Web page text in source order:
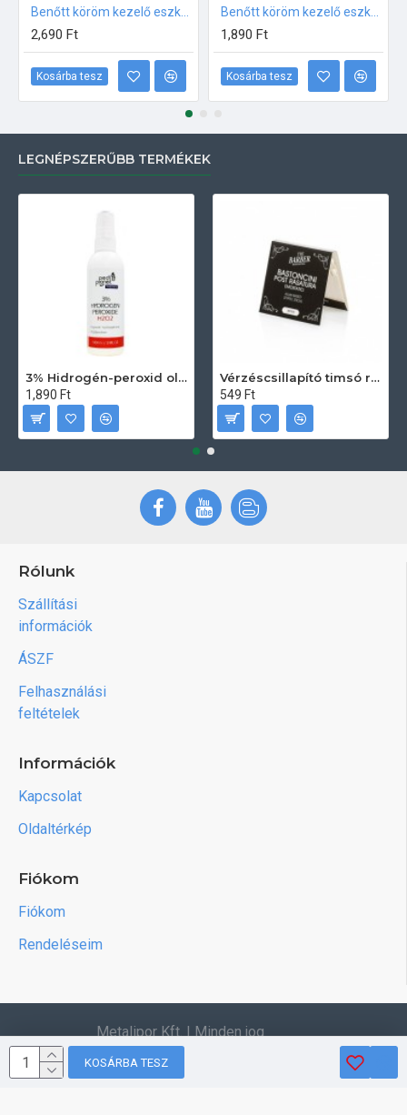
KOSÁRBA TESZ
2,690 Ft
Kosárba tesz
1,890 Ft
Kosárba tesz
LEGNÉPSZERŰBB TERMÉKEK
3% Hidrogén-peroxid oldat (sebfertőtlenítő) 100ml
1,890 Ft
Vérzéscsillapító timsó rúd 20db
549 Ft
Rólunk
Szállítási
információk
ÁSZF
Felhasználási
feltételek
Információk
Kapcsolat
Oldaltérkép
Fiókom
Fiókom
Rendeléseim
Metalipor Kft. | Minden jog
fenntartva.